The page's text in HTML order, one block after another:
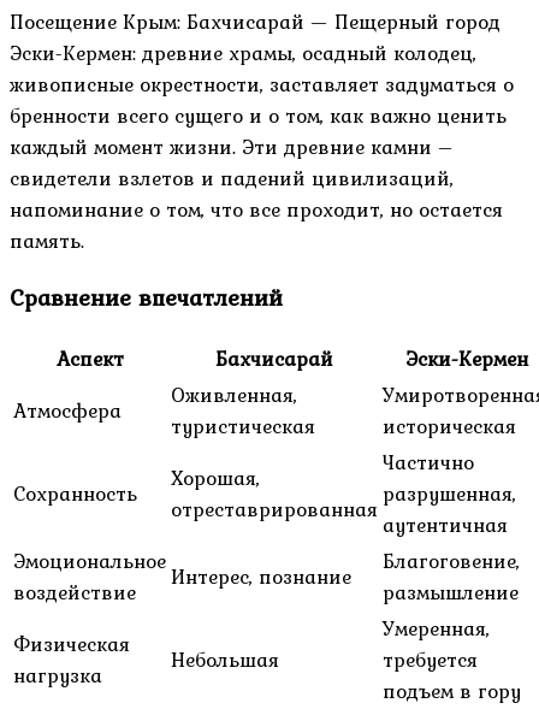
Посещение Крым: Бахчисарай — Пещерный город
Эски-Кермен: древние храмы, осадный колодец,
живописные окрестности, заставляет задуматься о
бренности всего сущего и о том, как важно ценить
каждый момент жизни. Эти древние камни –
свидетели взлетов и падений цивилизаций,
напоминание о том, что все проходит, но остается
память.
Сравнение впечатлений
Аспект Бахчисарай
Эски-Кермен
Атмосфера
Оживленная,
туристическая
историческая
Сохранность
Хорошая,
отреставрированная
Частично
разрушенная,
аутентичная
Эмоциональное
воздействие
Интерес, познание
Благоговение,
размышление
Физическая
нагрузка
Небольшая
Умеренная,
требуется
подъем в гору